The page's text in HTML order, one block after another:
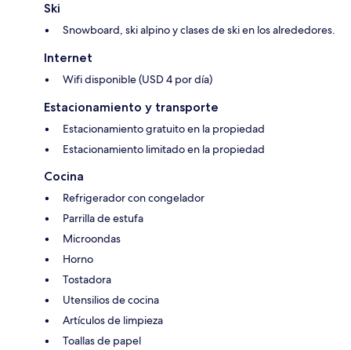
Ski
Snowboard, ski alpino y clases de ski en los alrededores.
Internet
Wifi disponible (USD 4 por día)
Estacionamiento y transporte
Estacionamiento gratuito en la propiedad
Estacionamiento limitado en la propiedad
Cocina
Refrigerador con congelador
Parrilla de estufa
Microondas
Horno
Tostadora
Utensilios de cocina
Artículos de limpieza
Toallas de papel